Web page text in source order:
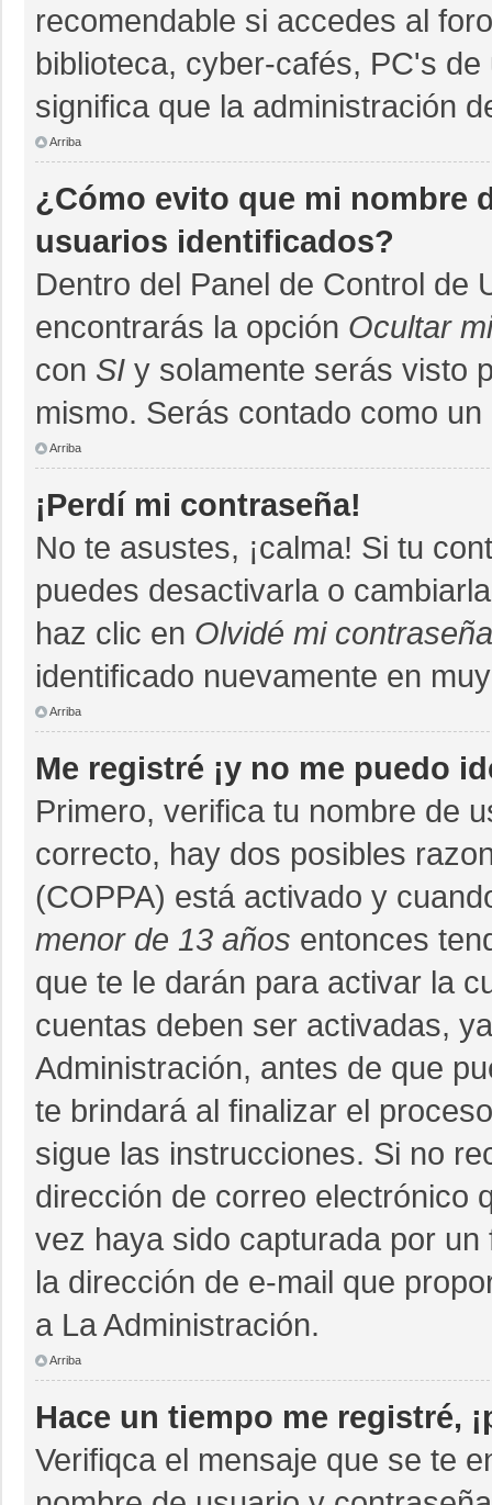
recomendable si accedes al
biblioteca, cyber-cafés, PC's
significa que la administración
Arriba
¿Cómo evito que mi nombre
usuarios identificados?
Dentro del Panel de Control de
encontrarás la opción Ocultar
con SI y solamente serás visto
mismo. Serás contado como
Arriba
¡Perdí mi contraseña!
No te asustes, ¡calma! Si tu
puedes desactivarla o
haz clic en Olvidé mi contraseña
identificado nuevamente en
Arriba
Me registré ¡y no me puedo
Primero, verifica tu nombre de
correcto, hay dos posibles
(COPPA) está activado y
menor de 13 años entonces
que te le darán para activar la
cuentas deben ser activadas,
Administración, antes de que
te brindará al finalizar el
sigue las instrucciones. Si no
dirección de correo electrónico
vez haya sido capturada por
la dirección de e-mail que
a La Administración.
Arriba
Hace un tiempo me registré,
Verifiqca el mensaje que se te